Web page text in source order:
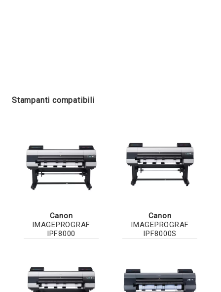
Stampanti compatibili
Canon
IMAGEPROGRAF
IPF8000
Canon
IMAGEPROGRAF
IPF8000S